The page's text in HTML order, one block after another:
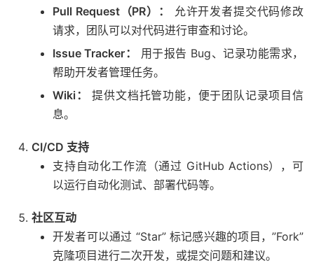
Pull Request（PR）：
允许开发者提交代码修改
请求，团队可以对代码进行审查和讨论。
Issue Tracker：
用于报告 Bug、记录功能需求，
帮助开发者管理任务。
Wiki：
提供文档托管功能，便于团队记录项目信
息。
CI/CD 支持
支持自动化工作流（通过 GitHub Actions），可
以运行自动化测试、部署代码等。
社区互动
开发者可以通过 “Star” 标记感兴趣的项目，”Fork”
克隆项目进行二次开发，或提交问题和建议。